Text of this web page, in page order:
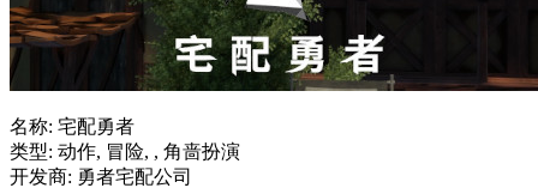
名称: 宅配勇者
类型: 动作, 冒险, , 角啬扮演
开发商: 勇者宅配公司